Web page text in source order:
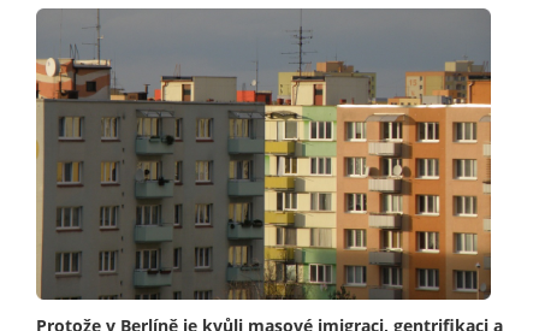
Protože v Berlíně je kvůli masové imigraci, gentrifikaci a